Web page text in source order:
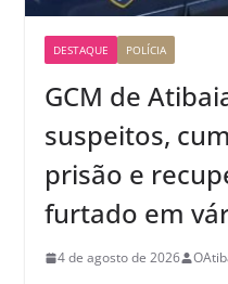
DESTAQUE POLÍCIA
GCM de
suspeitos,
prisão e
furtado em
4 de agosto de 2026